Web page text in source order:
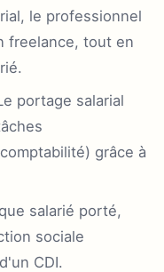
le professionnel
freelance, tout en
portage salarial
grâce à
salarié porté,
sociale
CDI.